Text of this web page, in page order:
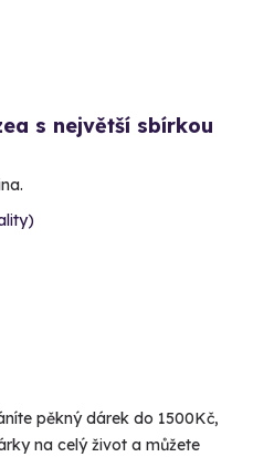
s největší sbírkou
pěkný dárek do 1500Kč,
na celý život a můžete